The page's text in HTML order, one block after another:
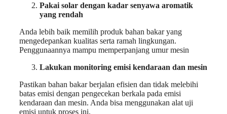
Pakai solar dengan kadar senyawa aromatik
yang rendah
Anda lebih baik memilih produk bahan bakar yang
mengedepankan kualitas serta ramah lingkungan.
Penggunaannya mampu memperpanjang umur mesin
Lakukan monitoring emisi kendaraan dan mesin
Pastikan bahan bakar berjalan efisien dan tidak melebihi
batas emisi dengan pengecekan berkala pada emisi
kendaraan dan mesin. Anda bisa menggunakan alat uji
emisi untuk proses ini.